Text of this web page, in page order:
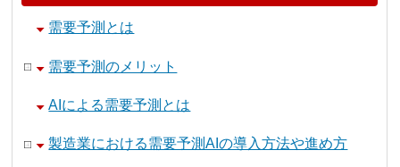
需要予測とは
需要予測のメリット
AIによる需要予測とは
製造業における需要予測AIの導入方法や進め方